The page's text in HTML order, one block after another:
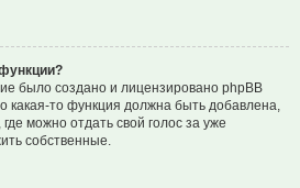
было создано и лицензировано phpBB
какая-то функция должна быть добавлена,
, где можно отдать свой голос за уже
собственные.